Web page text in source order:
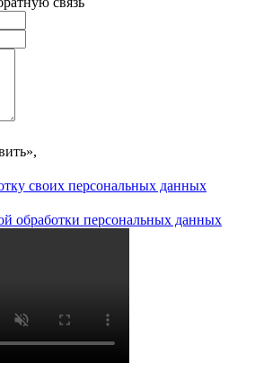
своих персональных данных
обработки персональных данных